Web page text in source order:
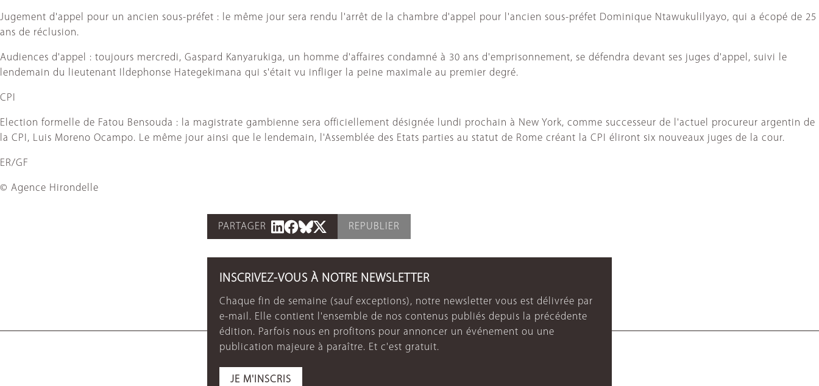
Jugement d'appel pour un ancien sous-préfet : le même jour sera rendu l'arrêt de la chambre d'appel pour l'ancien sous-préfet Dominique Ntawukulilyayo, qui a écopé de 25
ans de réclusion.
Audiences d'appel : toujours mercredi, Gaspard Kanyarukiga, un homme d'affaires condamné à 30 ans d'emprisonnement, se défendra devant ses juges d'appel, suivi le
lendemain du lieutenant Ildephonse Hategekimana qui s'était vu infliger la peine maximale au premier degré.
CPI
Election formelle de Fatou Bensouda : la magistrate gambienne sera officiellement désignée lundi prochain à New York, comme successeur de l'actuel procureur argentin de
la CPI, Luis Moreno Ocampo. Le même jour ainsi que le lendemain, l'Assemblée des Etats parties au statut de Rome créant la CPI éliront six nouveaux juges de la cour.
ER/GF
© Agence Hirondelle
PARTAGER REPUBLIER
INSCRIVEZ-VOUS À NOTRE NEWSLETTER
Chaque fin de semaine (sauf exceptions), notre newsletter vous est délivrée par
e-mail. Elle contient l'ensemble de nos contenus publiés depuis la précédente
édition. Parfois nous en profitons pour annoncer un événement ou une
publication majeure à paraître. Et c'est gratuit.
JE M'INSCRIS